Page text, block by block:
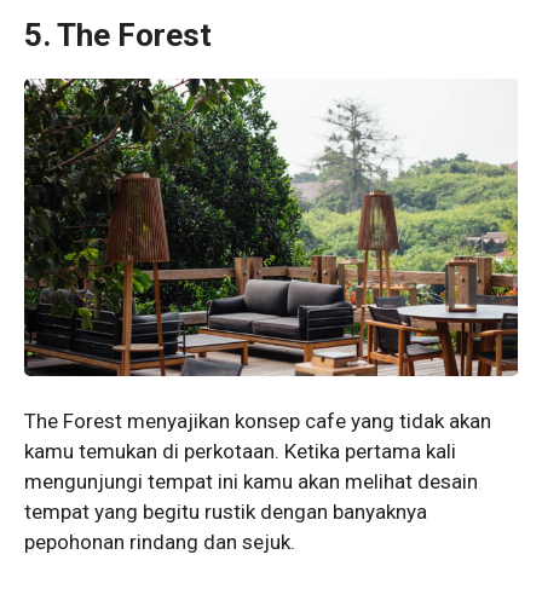
5. The Forest
The Forest menyajikan konsep cafe yang tidak akan
kamu temukan di perkotaan. Ketika pertama kali
mengunjungi tempat ini kamu akan melihat desain
tempat yang begitu rustik dengan banyaknya
pepohonan rindang dan sejuk.